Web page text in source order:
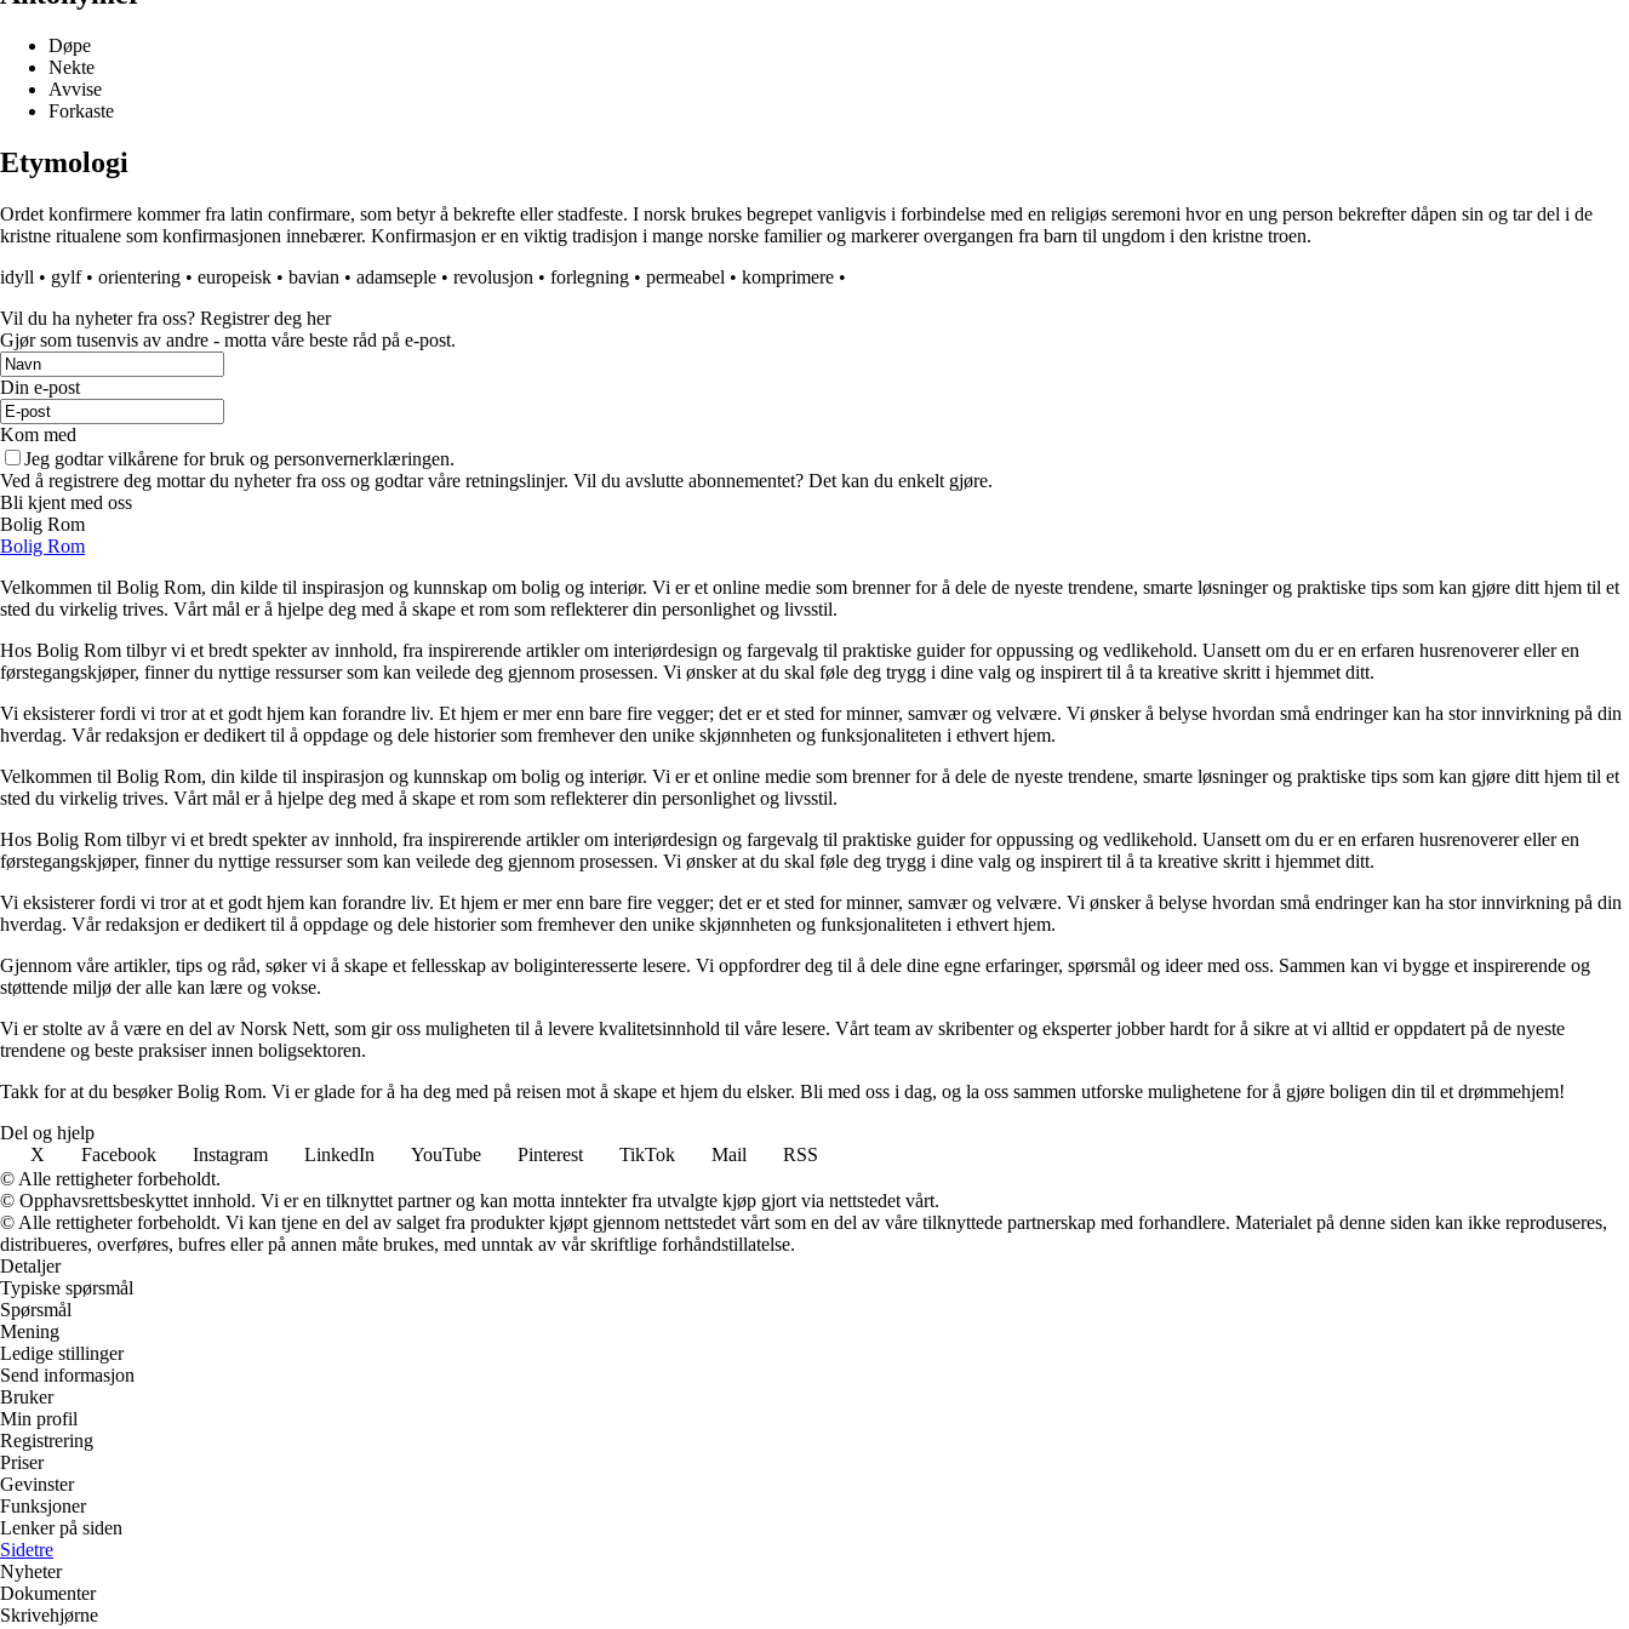
Døpe
Nekte
Avvise
Forkaste
Etymologi
Ordet konfirmere kommer fra latin confirmare, som betyr å bekrefte eller stadfeste. I norsk brukes begrepet vanligvis i forbindelse med en religiøs seremoni hvor en ung person bekrefter dåpen sin og tar del i de
kristne ritualene som konfirmasjonen innebærer. Konfirmasjon er en viktig tradisjon i mange norske familier og markerer overgangen fra barn til ungdom i den kristne troen.
idyll • gylf• orientering • europeisk • bavian • adamseple • revolusjon • forlegning • permeabel • komprimere •
Vil du ha nyheter fra oss? Registrer deg her
Gjør som tusenvis av andre - motta våre beste råd på e-post.
Din e-post
Kom med
Jeg godtar vilkårene for bruk og personvernerklæringen.
Ved å registrere deg mottar du nyheter fra oss og godtar våre retningslinjer. Vil du avslutte abonnementet? Det kan du enkelt gjøre.
Bli kjent med oss
Bolig Rom
Bolig Rom
Velkommen til Bolig Rom, din kilde til inspirasjon og kunnskap om bolig og interiør. Vi er et online medie som brenner for å dele de nyeste trendene, smarte løsninger og praktiske tips som kan gjøre ditt hjem til et
sted du virkelig trives. Vårt mål er å hjelpe deg med å skape et rom som reflekterer din personlighet og livsstil.
Hos Bolig Rom tilbyr vi et bredt spekter av innhold, fra inspirerende artikler om interiørdesign og fargevalg til praktiske guider for oppussing og vedlikehold. Uansett om du er en erfaren husrenoverer eller en
førstegangskjøper, finner du nyttige ressurser som kan veilede deg gjennom prosessen. Vi ønsker at du skal føle deg trygg i dine valg og inspirert til å ta kreative skritt i hjemmet ditt.
Vi eksisterer fordi vi tror at et godt hjem kan forandre liv. Et hjem er mer enn bare fire vegger; det er et sted for minner, samvær og velvære. Vi ønsker å belyse hvordan små endringer kan ha stor innvirkning på din
hverdag. Vår redaksjon er dedikert til å oppdage og dele historier som fremhever den unike skjønnheten og funksjonaliteten i ethvert hjem.
Velkommen til Bolig Rom, din kilde til inspirasjon og kunnskap om bolig og interiør. Vi er et online medie som brenner for å dele de nyeste trendene, smarte løsninger og praktiske tips som kan gjøre ditt hjem til et
sted du virkelig trives. Vårt mål er å hjelpe deg med å skape et rom som reflekterer din personlighet og livsstil.
Hos Bolig Rom tilbyr vi et bredt spekter av innhold, fra inspirerende artikler om interiørdesign og fargevalg til praktiske guider for oppussing og vedlikehold. Uansett om du er en erfaren husrenoverer eller en
førstegangskjøper, finner du nyttige ressurser som kan veilede deg gjennom prosessen. Vi ønsker at du skal føle deg trygg i dine valg og inspirert til å ta kreative skritt i hjemmet ditt.
Vi eksisterer fordi vi tror at et godt hjem kan forandre liv. Et hjem er mer enn bare fire vegger; det er et sted for minner, samvær og velvære. Vi ønsker å belyse hvordan små endringer kan ha stor innvirkning på din
hverdag. Vår redaksjon er dedikert til å oppdage og dele historier som fremhever den unike skjønnheten og funksjonaliteten i ethvert hjem.
Gjennom våre artikler, tips og råd, søker vi å skape et fellesskap av boliginteresserte lesere. Vi oppfordrer deg til å dele dine egne erfaringer, spørsmål og ideer med oss. Sammen kan vi bygge et inspirerende og
støttende miljø der alle kan lære og vokse.
Vi er stolte av å være en del av Norsk Nett, som gir oss muligheten til å levere kvalitetsinnhold til våre lesere. Vårt team av skribenter og eksperter jobber hardt for å sikre at vi alltid er oppdatert på de nyeste
trendene og beste praksiser innen boligsektoren.
Takk for at du besøker Bolig Rom. Vi er glade for å ha deg med på reisen mot å skape et hjem du elsker. Bli med oss i dag, og la oss sammen utforske mulighetene for å gjøre boligen din til et drømmehjem!
Del og hjelp
X
Facebook Instagram LinkedIn YouTube Pinterest TikTok Mail
RSS
© Alle rettigheter forbeholdt.
© Opphavsrettsbeskyttet innhold. Vi er en tilknyttet partner og kan motta inntekter fra utvalgte kjøp gjort via nettstedet vårt.
© Alle rettigheter forbeholdt. Vi kan tjene en del av salget fra produkter kjøpt gjennom nettstedet vårt som en del av våre tilknyttede partnerskap med forhandlere. Materialet på denne siden kan ikke reproduseres,
distribueres, overføres, bufres eller på annen måte brukes, med unntak av vår skriftlige forhåndstillatelse.
Detaljer
Typiske spørsmål
Spørsmål
Mening
Ledige stillinger
Send informasjon
Bruker
Min profil
Registrering
Priser
Gevinster
Funksjoner
Lenker på siden
Sidetre
Nyheter
Dokumenter
Skrivehjørne